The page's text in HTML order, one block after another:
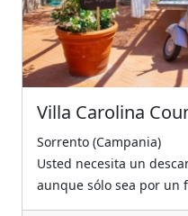
Villa Carolina
Sorrento (Campania)
Usted necesita un
aunque sólo sea por un